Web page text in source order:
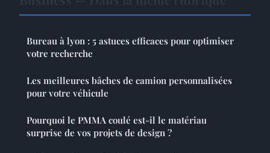
Bureau à lyon : 5 astuces efficaces pour optimiser
votre recherche
Les meilleures bâches de camion personnalisées
pour votre véhicule
Pourquoi le PMMA coulé est-il le matériau
surprise de vos projets de design ?